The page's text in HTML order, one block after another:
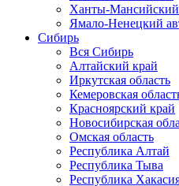
Ханты-
Ямало-Ненецкий
Сибирь
Вся Сибирь
Алтайский край
Иркутская область
Кемеровская
Красноярский край
Новосибирская
Омская область
Республика Алтай
Республика Тыва
Республика